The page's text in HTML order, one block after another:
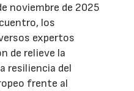
noviembre de 2025
los
expertos
de relieve la
resiliencia del
frente al